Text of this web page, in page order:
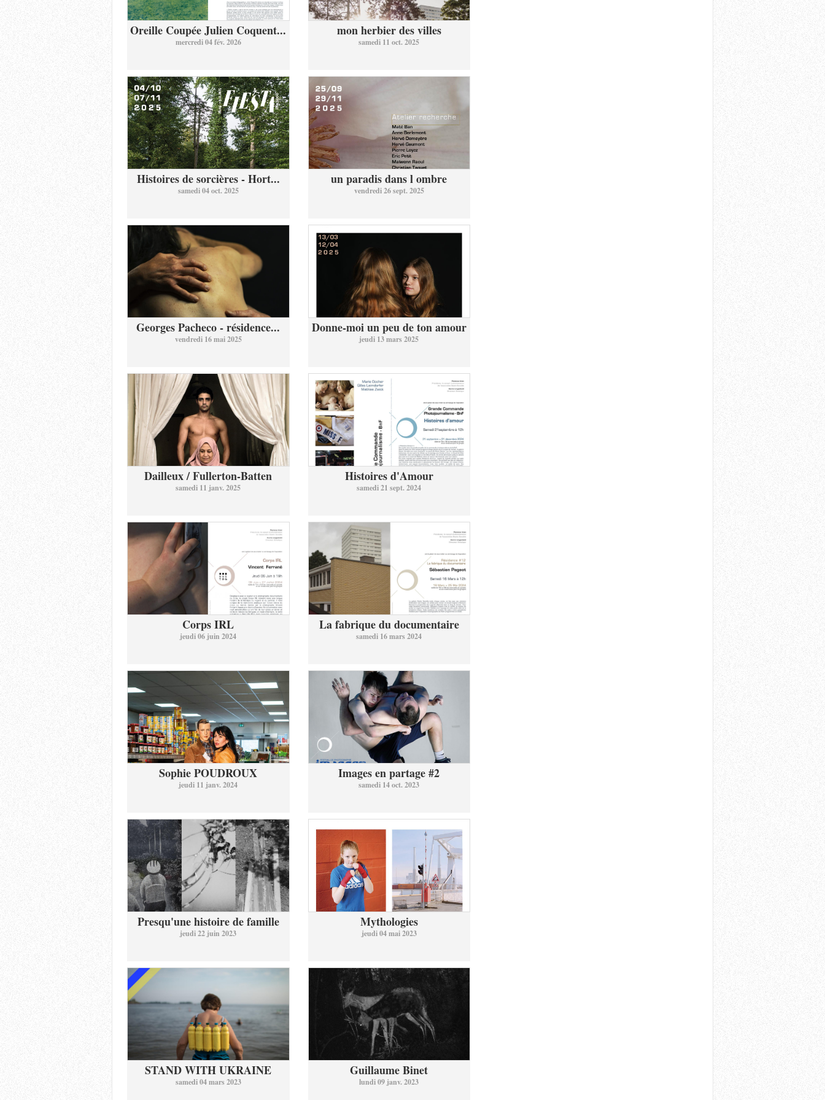
Oreille Coupée Julien Coquent...
mercredi 04 fév. 2026
mon herbier des villes
samedi 11 oct. 2025
Histoires de sorcières - Hort...
samedi 04 oct. 2025
un paradis dans l ombre
vendredi 26 sept. 2025
Georges Pacheco - résidence...
vendredi 16 mai 2025
Donne-moi un peu de ton amour
jeudi 13 mars 2025
Dailleux / Fullerton-Batten
samedi 11 janv. 2025
Histoires d'Amour
samedi 21 sept. 2024
Corps IRL
jeudi 06 juin 2024
La fabrique du documentaire
samedi 16 mars 2024
Sophie POUDROUX
jeudi 11 janv. 2024
Images en partage #2
samedi 14 oct. 2023
Presqu'une histoire de famille
jeudi 22 juin 2023
Mythologies
jeudi 04 mai 2023
STAND WITH UKRAINE
samedi 04 mars 2023
Guillaume Binet
lundi 09 janv. 2023